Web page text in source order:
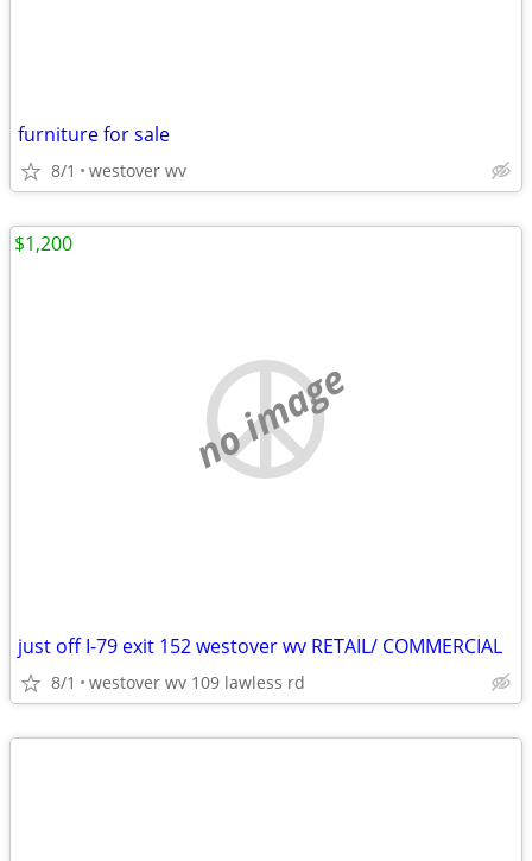
furniture for sale
8/1 westover wv
no image
just off I-79 exit 152 westover wv RETAIL/ COMMERCIAL
8/1 westover wv 109 lawless rd
$1,200